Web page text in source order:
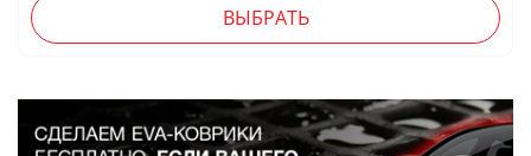
ВЫБРАТЬ